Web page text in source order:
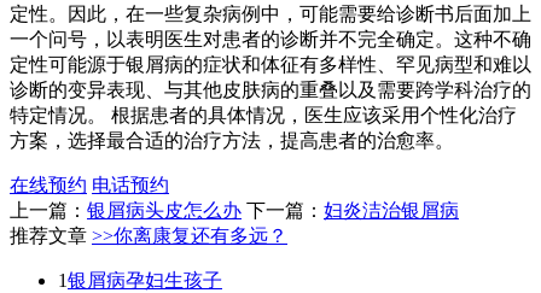
定性。因此，在一些复杂病例中，可能需要给诊断书后面加上
一个问号，以表明医生对患者的诊断并不完全确定。这种不确
定性可能源于银屑病的症状和体征有多样性、罕见病型和难以
诊断的变异表现、与其他皮肤病的重叠以及需要跨学科治疗的
特定情况。 根据患者的具体情况，医生应该采用个性化治疗
方案，选择最合适的治疗方法，提高患者的治愈率。
在线预约 电话预约
上一篇： 银屑病头皮怎么办 下一篇： 妇炎洁治银屑病
推荐文章 >>你离康复还有多远？
1银屑病孕妇生孩子